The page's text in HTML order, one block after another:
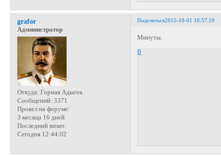
Поделиться2015-10-01 18:57:19
grafor
Администратор
Откуда: Горная Адыгея
Сообщений: 3371
Провел на форуме:
3 месяца 16 дней
Последний визит:
Сегодня 12:44:02
Минуты.
0